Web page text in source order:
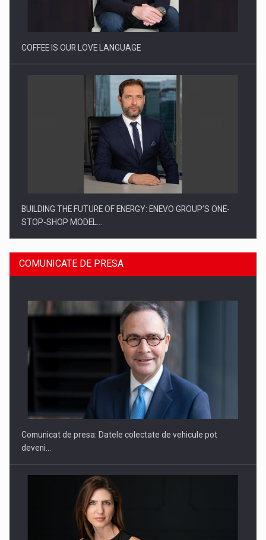
Proteinmaxxing and the Future of Protein Demand
COFFEE IS OUR LOVE LANGUAGE
BUILDING THE FUTURE OF ENERGY: ENEVO GROUP’S ONE-
STOP-SHOP MODEL…
ROOTED IN ROMANIA, BUILT TO DELIVER TECHNOLOGY FOR
COMUNICATE DE PRESA
Comunicat de presa: Datele colectate de vehicule pot
deveni…